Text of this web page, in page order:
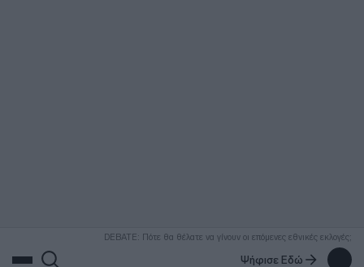
DEBATE: Πότε θα θέλατε να γίνουν οι επόμενες εθνικές εκλογές;
Ψήφισε Εδώ